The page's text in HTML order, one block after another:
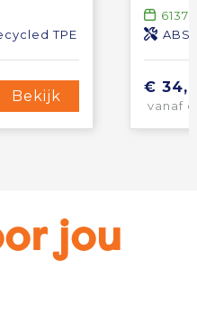
TPE
Bekijk
6137
ABS,
€
vanaf
jou